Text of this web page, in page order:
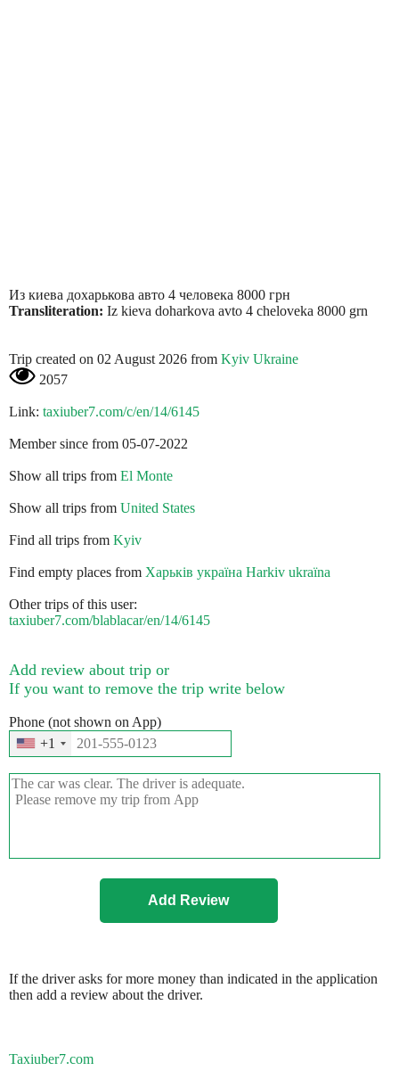
Из киева дохарькова авто 4 человека 8000 грн
Transliteration: Iz kieva doharkova avto 4 cheloveka 8000 grn
Trip created on 02 August 2026 from Kyiv Ukraine
2057
Link: taxiuber7.com/c/en/14/6145
Member since from 05-07-2022
Show all trips from El Monte
Show all trips from United States
Find all trips from Kyiv
Find empty places from Харьків україна Harkіv ukraїna
Other trips of this user:
taxiuber7.com/blablacar/en/14/6145
Add review about trip or
If you want to remove the trip write below
Phone (not shown on App)
+1
If the driver asks for more money than indicated in the application
then add a review about the driver.
Taxiuber7.com